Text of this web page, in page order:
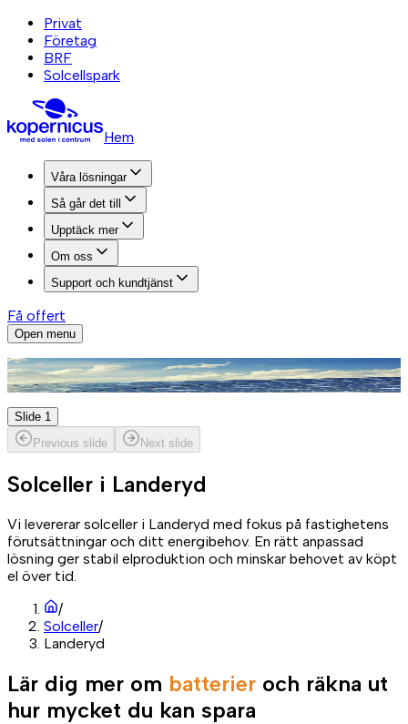
Privat
Företag
BRF
Solcellspark
Hem
Våra lösningar
Så går det till
Upptäck mer
Om oss
Support och kundtjänst
Få offert
Open menu
Slide 1
Previous slide
Next slide
Solceller i Landeryd
Vi levererar solceller i Landeryd med fokus på fastighetens
förutsättningar och ditt energibehov. En rätt anpassad
lösning ger stabil elproduktion och minskar behovet av köpt
el över tid.
/
Solceller/
Landeryd
Lär dig mer om batterier och räkna ut
hur mycket du kan spara